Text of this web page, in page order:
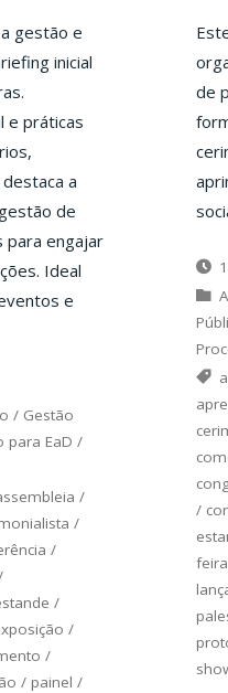
gestão e
inicial
e práticas
a
de
para engajar
Ideal
e
/ Gestão
para EaD /
/
/
/
/
/
/
/ painel /
de
/
feira